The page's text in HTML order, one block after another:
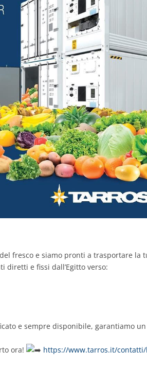
fresco e siamo pronti a trasportare la
diretti e fissi dall’Egitto verso:
e sempre disponibile, garantiamo
ora!
https://www.tarros.it/